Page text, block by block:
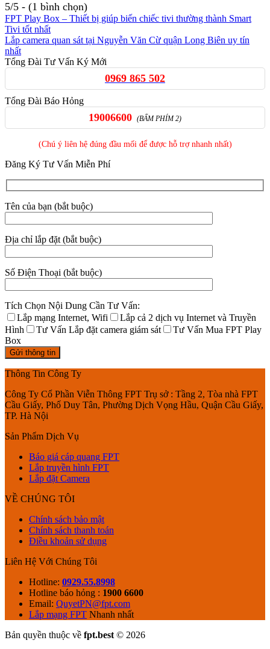
5/5 - (1 bình chọn)
FPT Play Box – Thiết bị giúp biến chiếc tivi thường thành Smart
Tivi tốt nhất
Lắp camera quan sát tại Nguyễn Văn Cừ quận Long Biên uy tín
nhất
Tổng Đài Tư Vấn Ký Mới
0969 865 502
Tổng Đài Báo Hỏng
19006600 (BẤM PHÍM 2)
(Chú ý liên hệ đúng đầu mối để được hỗ trợ nhanh nhất)
Đăng Ký Tư Vấn Miễn Phí
Tên của bạn (bắt buộc)
Địa chỉ lắp đặt (bắt buộc)
Số Điện Thoại (bắt buộc)
Tích Chọn Nội Dung Cần Tư Vấn:
Lắp mạng Internet, Wifi
Lắp cả 2 dịch vụ Internet và Truyền
Hình
Tư Vấn Lắp đặt camera giám sát
Tư Vấn Mua FPT Play
Box
Thông Tin Công Ty
Công Ty Cổ Phần Viễn Thông FPT Trụ sở : Tầng 2, Tòa nhà FPT
Cầu Giấy, Phố Duy Tân, Phường Dịch Vọng Hầu, Quận Cầu Giấy,
TP. Hà Nội
Sản Phẩm Dịch Vụ
Báo giá cáp quang FPT
Lắp truyền hình FPT
Lắp đặt Camera
VỀ CHÚNG TÔI
Chính sách bảo mật
Chính sách thanh toán
Điều khoản sử dụng
Liên Hệ Với Chúng Tôi
Hotline: 0929.55.8998
Hotline báo hỏng : 1900 6600
Email: QuyetPN@fpt.com
Lắp mạng FPT Nhanh nhất
Bản quyền thuộc về fpt.best © 2026